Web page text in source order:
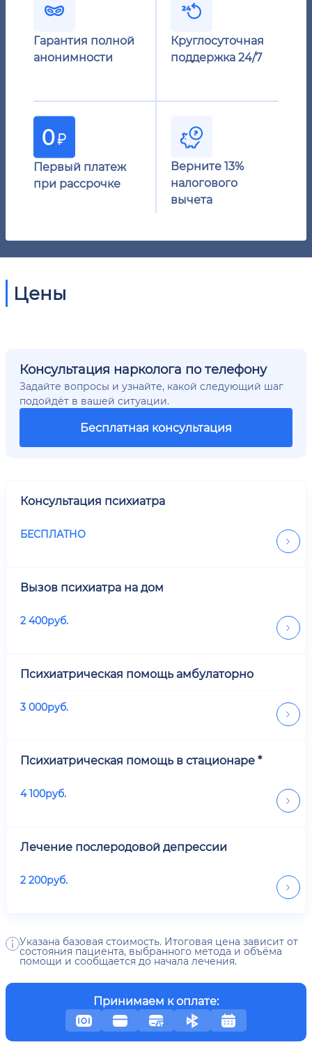
Гарантия полной
анонимности
Круглосуточная
поддержка 24/7
Первый платеж
при рассрочке
Верните 13%
налогового
вычета
Цены
Консультация нарколога по телефону
Задайте вопросы и узнайте, какой следующий шаг
подойдёт в вашей ситуации.
Бесплатная консультация
Консультация психиатра
БЕСПЛАТНО
Вызов психиатра на дом
2 400руб.
Психиатрическая помощь амбулаторно
3 000руб.
Психиатрическая помощь в стационаре *
4 100руб.
Лечение послеродовой депрессии
2 200руб.
Указана базовая стоимость. Итоговая цена зависит от
состояния пациента, выбранного метода и объёма
помощи и сообщается до начала лечения.
Принимаем к оплате: